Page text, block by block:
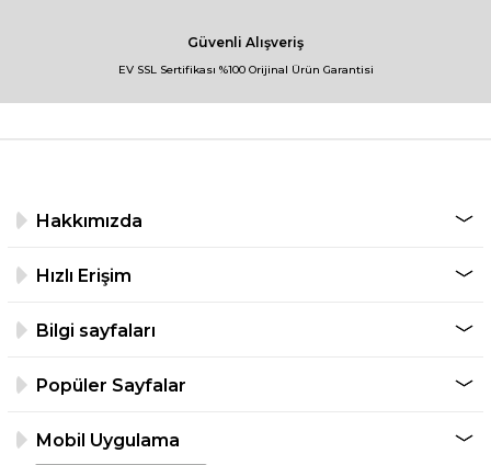
Güvenli Alışveriş
EV SSL Sertifikası %100 Orijinal Ürün Garantisi
Hakkımızda
Hızlı Erişim
Bilgi sayfaları
Popüler Sayfalar
Mobil Uygulama